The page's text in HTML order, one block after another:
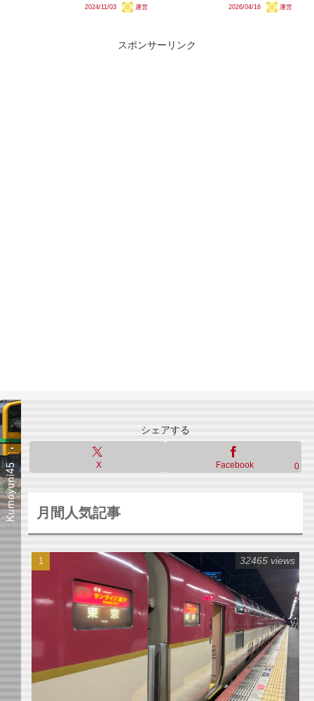
車や205系の故障が頻発するなど
2024/11/03 運営
JR東日本E721系500番台はほと
いる一方、E721系を...
2026/04/16 運営
スポンサーリンク
シェアする
X Facebook 0
月間人気記事
32465 views